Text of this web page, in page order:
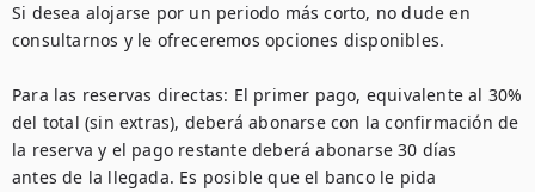
Si desea alojarse por un periodo más corto, no dude en
consultarnos y le ofreceremos opciones disponibles.
Para las reservas directas: El primer pago, equivalente al 30%
del total (sin extras), deberá abonarse con la confirmación de
la reserva y el pago restante deberá abonarse 30 días
antes de la llegada. Es posible que el banco le pida